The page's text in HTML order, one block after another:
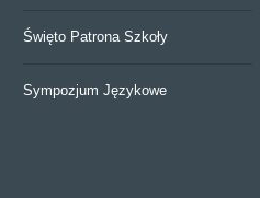
Święto Patrona Szkoły
Sympozjum Językowe